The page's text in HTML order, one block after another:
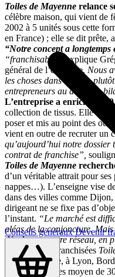
Conseils générauxDevenir
Toiles de Mayenne relance
célèbre maison, qui vient de
2002 à 5 unités sous cette
en France) ; elle se dit prête,
“Notre concept a longtemps
“franchisable”,
explique
général de l’enseigne. Nous
les choses dans l’ordre,
entrepreneurs au dépôt de
L’entreprise a enrichi de
collection de tissus. Elle a
poser et mis au point des
vient en outre de recruter un
qu’aujourd’hui notre
contrat de franchise”,
Toiles de Mayenne
d’un véritable attrait pour
nappes…). L’enseigne vise
dans des villes comme
dirigeant ne se fixe pas
l’instant. “Le marché est
aléas de la conjoncture.
développer notre réseau, en
les boutiques franchisées
l’heure actuelle, à Lyon,
chiffre d’affaires moyen de